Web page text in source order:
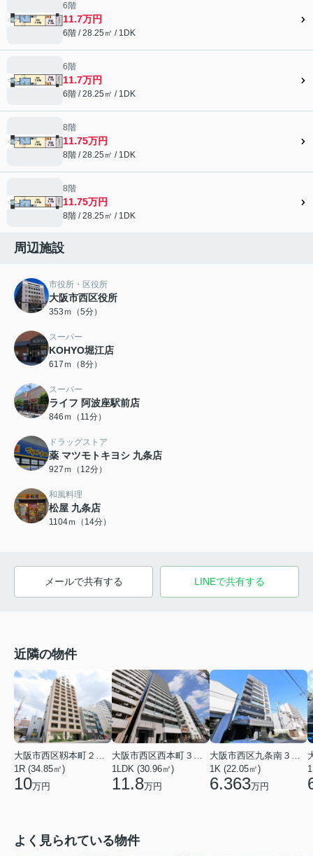
6階
11.7万円
6階 / 28.25㎡ / 1DK
6階
11.7万円
6階 / 28.25㎡ / 1DK
8階
11.75万円
8階 / 28.25㎡ / 1DK
8階
11.75万円
8階 / 28.25㎡ / 1DK
周辺施設
市役所・区役所
大阪市西区役所
353ｍ（5分）
スーパー
KOHYO堀江店
617ｍ（8分）
スーパー
ライフ 阿波座駅前店
846ｍ（11分）
ドラッグストア
薬 マツモトキヨシ 九条店
927ｍ（12分）
和風料理
松屋 九条店
1104ｍ（14分）
メールで共有する LINEで共有する
近隣の物件
1R (34.85㎡)
10万円
1LDK (30.96㎡)
11.8万円
1K (22.05㎡)
6.363万円
よく見られている物件